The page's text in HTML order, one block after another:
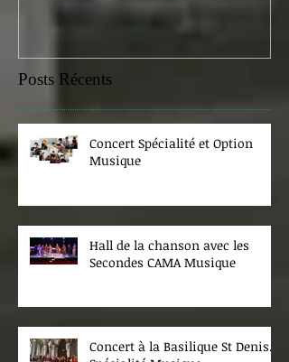
Posts Récents
Concert Spécialité et Option
Musique
Hall de la chanson avec les
Secondes CAMA Musique
Concert à la Basilique St Denis.